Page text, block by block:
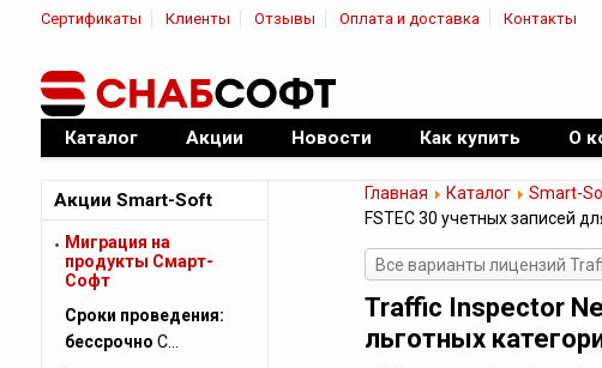
Сертификаты Клиенты Отзывы Оплата и доставка Контакты
Официальный дилер ПО
Каталог Акции Новости Как купить О
Главная Каталог Smart-
FSTEC 30 учетных записей
Все варианты лицензий
Traffic Inspector
льготных
Акции Smart-Soft
Миграция на
продукты Смарт-
Софт
Сроки проведения:
бессрочно С…